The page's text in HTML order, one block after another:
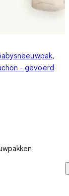
- gevoerd